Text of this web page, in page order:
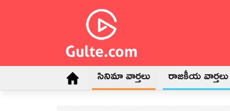
సినిమా వార్తలు రాజకీయ వార్తలు